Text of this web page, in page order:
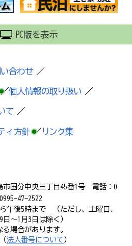
PC版を表示
合わせ ／
／個人情報の取り扱い ／
て ／
ィ方針 ／リンク集
市国分中央三丁目45番1号 電話：0
47-2522
午後5時まで （ただし、土曜日、
～1月3日は除く）
場合があります。
法人番号について ）